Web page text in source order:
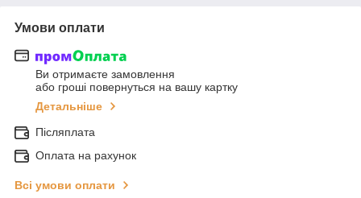
Умови оплати
Ви отримаєте замовлення
або гроші повернуться на вашу картку
Детальніше
Післяплата
Оплата на рахунок
Всі умови оплати